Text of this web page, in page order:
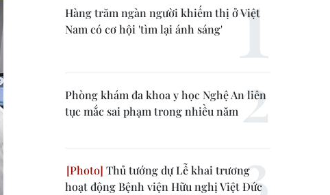
Hàng trăm ngàn người khiếm thị ở Việt
Nam có cơ hội 'tìm lại ánh sáng'
Phòng khám đa khoa y học Nghệ An liên
tục mắc sai phạm trong nhiều năm
Thủ tướng dự Lễ khai trương
hoạt động Bệnh viện Hữu nghị Việt Đức